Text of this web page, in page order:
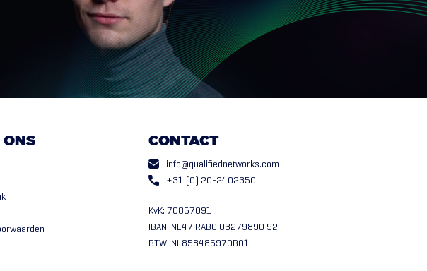
ONS CONTACT
info@qualifiednetworks.com
+31 (0) 20-2402350
KvK: 70857091
IBAN: NL47 RABO 03279890 92
BTW: NL858486970B01